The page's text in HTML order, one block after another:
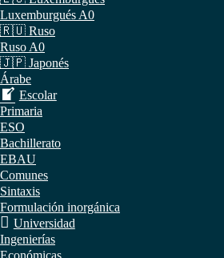
Luxemburgués A0
🇷🇺 Ruso
Ruso A0
🇯🇵 Japonés
Árabe
Escolar
Primaria
ESO
Bachillerato
EBAU
Comunes
Sintaxis
Formulación inorgánica
Universidad
Ingenierías
Económicas